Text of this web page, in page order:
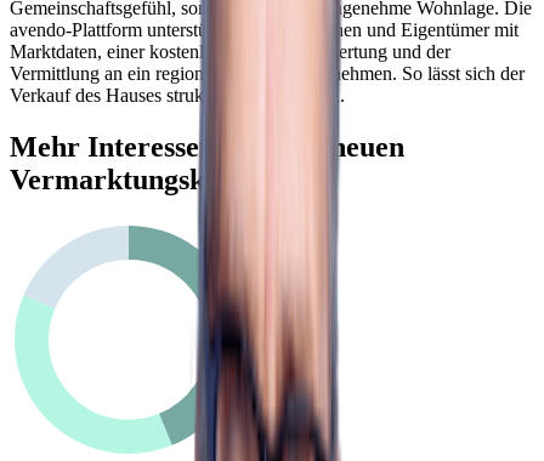
Gemeinschaftsgefühl, sondern auch eine angenehme Wohnlage. Die
avendo-Plattform unterstützt Eigentümerinnen und Eigentümer mit
Marktdaten, einer kostenlosen Online-Bewertung und der
Vermittlung an ein regionales Partnerunternehmen. So lässt sich der
Verkauf des Hauses strukturiert vorbereiten.
Mehr Interessenten dank neuen
Vermarktungskanälen